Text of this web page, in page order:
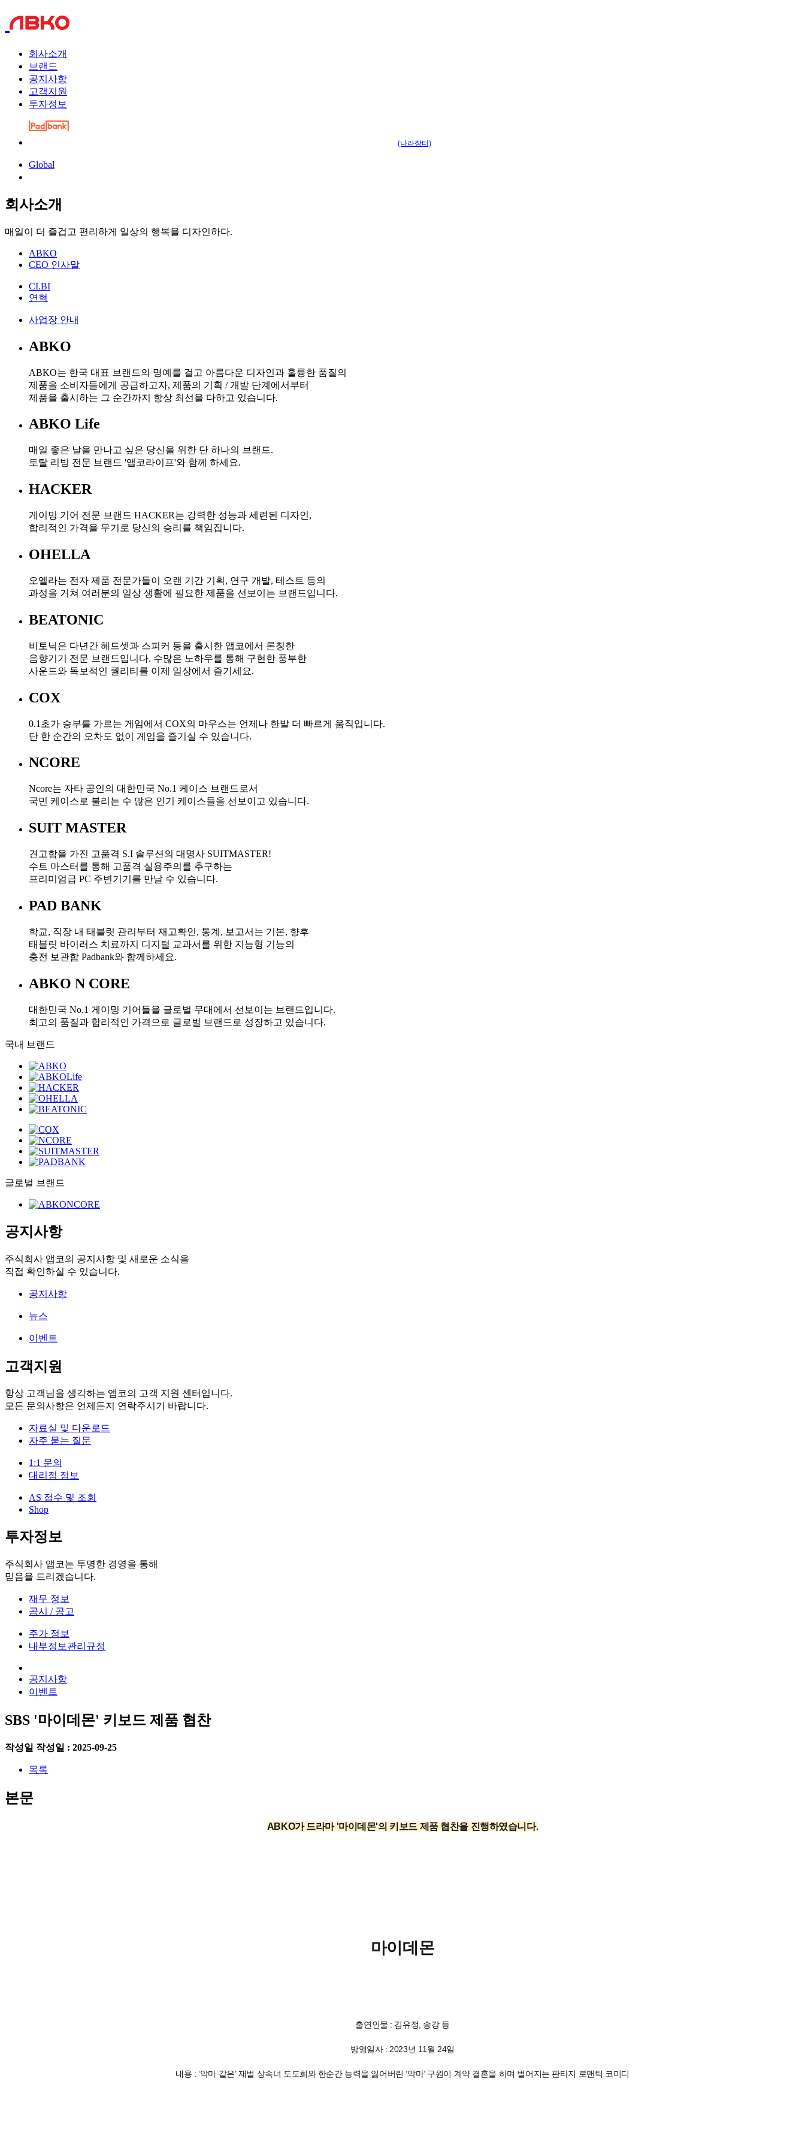
회사소개
브랜드
공지사항
고객지원
투자정보
(나라장터)
Global
회사소개
매일이 더 즐겁고 편리하게 일상의 행복을 디자인하다.
ABKO
CEO 인사말
CI.BI
연혁
사업장 안내
ABKO
ABKO는 한국 대표 브랜드의 명예를 걸고 아름다운 디자인과 훌륭한 품질의
제품을 소비자들에게 공급하고자, 제품의 기획 / 개발 단계에서부터
제품을 출시하는 그 순간까지 항상 최선을 다하고 있습니다.
ABKO Life
매일 좋은 날을 만나고 싶은 당신을 위한 단 하나의 브랜드.
토탈 리빙 전문 브랜드 '앱코라이프'와 함께 하세요.
HACKER
게이밍 기어 전문 브랜드 HACKER는 강력한 성능과 세련된 디자인,
합리적인 가격을 무기로 당신의 승리를 책임집니다.
OHELLA
오엘라는 전자 제품 전문가들이 오랜 기간 기획, 연구 개발, 테스트 등의
과정을 거쳐 여러분의 일상 생활에 필요한 제품을 선보이는 브랜드입니다.
BEATONIC
비토닉은 다년간 헤드셋과 스피커 등을 출시한 앱코에서 론칭한
음향기기 전문 브랜드입니다. 수많은 노하우를 통해 구현한 풍부한
사운드와 독보적인 퀄리티를 이제 일상에서 즐기세요.
COX
0.1초가 승부를 가르는 게임에서 COX의 마우스는 언제나 한발 더 빠르게 움직입니다.
단 한 순간의 오차도 없이 게임을 즐기실 수 있습니다.
NCORE
Ncore는 자타 공인의 대한민국 No.1 케이스 브랜드로서
국민 케이스로 불리는 수 많은 인기 케이스들을 선보이고 있습니다.
SUIT MASTER
견고함을 가진 고품격 S.I 솔루션의 대명사 SUITMASTER!
수트 마스터를 통해 고품격 실용주의를 추구하는
프리미엄급 PC 주변기기를 만날 수 있습니다.
PAD BANK
학교, 직장 내 태블릿 관리부터 재고확인, 통계, 보고서는 기본, 향후
태블릿 바이러스 치료까지 디지털 교과서를 위한 지능형 기능의
충전 보관함 Padbank와 함께하세요.
ABKO N CORE
대한민국 No.1 게이밍 기어들을 글로벌 무대에서 선보이는 브랜드입니다.
최고의 품질과 합리적인 가격으로 글로벌 브랜드로 성장하고 있습니다.
국내 브랜드
글로벌 브랜드
공지사항
주식회사 앱코의 공지사항 및 새로운 소식을
직접 확인하실 수 있습니다.
공지사항
뉴스
이벤트
고객지원
항상 고객님을 생각하는 앱코의 고객 지원 센터입니다.
모든 문의사항은 언제든지 연락주시기 바랍니다.
자료실 및 다운로드
자주 묻는 질문
1:1 문의
대리점 정보
AS 접수 및 조회
Shop
투자정보
주식회사 앱코는 투명한 경영을 통해
믿음을 드리겠습니다.
재무 정보
공시 / 공고
주가 정보
내부정보관리규정
공지사항
이벤트
SBS '마이데몬' 키보드 제품 협찬
작성일 작성일 : 2025-09-25
목록
본문
ABKO가 드라마 '마이데몬'의 키보드 제품 협찬을 진행하였습니다.
마이데몬
출연인물 : 김유정, 송강 등
방영일자 : 2023년 11월 24일
내용 : ‘악마 같은’ 재벌 상속녀 도도희와 한순간 능력을 잃어버린 ‘악마’ 구원이 계약 결혼을 하며 벌어지는 판타지 로맨틱 코미디